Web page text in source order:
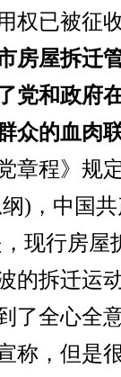
权已被征
房屋拆迁
党和政府
众的血肉
程》规定
)，中国
现行房屋
的拆迁运
了全心全
称，但是